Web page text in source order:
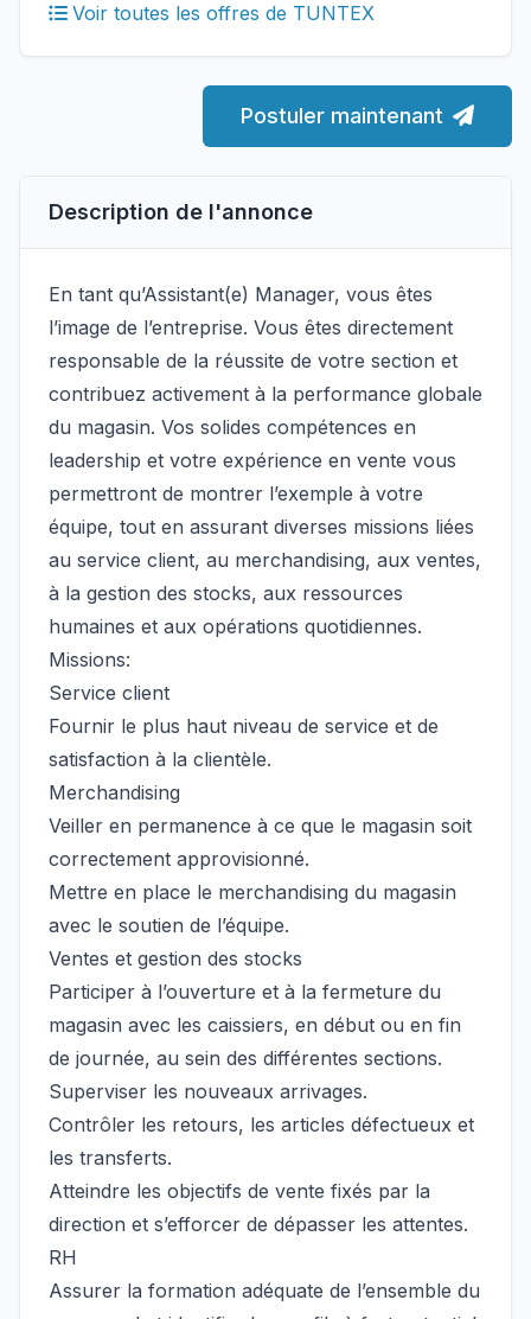
Voir toutes les offres de TUNTEX
Postuler maintenant
Description de l'annonce
En tant qu’Assistant(e) Manager, vous êtes
l’image de l’entreprise. Vous êtes directement
responsable de la réussite de votre section et
contribuez activement à la performance globale
du magasin. Vos solides compétences en
leadership et votre expérience en vente vous
permettront de montrer l’exemple à votre
équipe, tout en assurant diverses missions liées
au service client, au merchandising, aux ventes,
à la gestion des stocks, aux ressources
humaines et aux opérations quotidiennes.
Missions:
Service client
Fournir le plus haut niveau de service et de
satisfaction à la clientèle.
Merchandising
Veiller en permanence à ce que le magasin soit
correctement approvisionné.
Mettre en place le merchandising du magasin
avec le soutien de l’équipe.
Ventes et gestion des stocks
Participer à l’ouverture et à la fermeture du
magasin avec les caissiers, en début ou en fin
de journée, au sein des différentes sections.
Superviser les nouveaux arrivages.
Contrôler les retours, les articles défectueux et
les transferts.
Atteindre les objectifs de vente fixés par la
direction et s’efforcer de dépasser les attentes.
RH
Assurer la formation adéquate de l’ensemble du